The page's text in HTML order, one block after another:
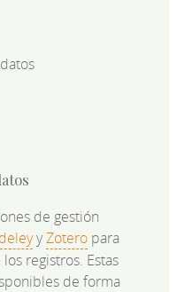
de gestión
yZoteropara
registros. Estas
de forma